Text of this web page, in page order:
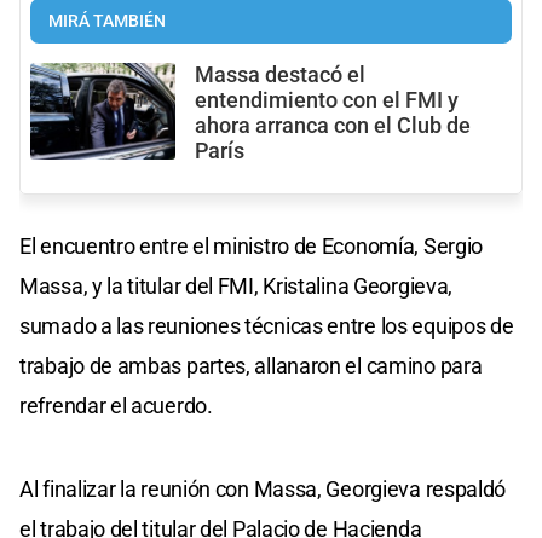
MIRÁ TAMBIÉN
Massa destacó el
entendimiento con el FMI y
ahora arranca con el Club de
París
El encuentro entre el ministro de Economía, Sergio
Massa, y la titular del FMI, Kristalina Georgieva,
sumado a las reuniones técnicas entre los equipos de
trabajo de ambas partes, allanaron el camino para
refrendar el acuerdo.
Al finalizar la reunión con Massa, Georgieva respaldó
el trabajo del titular del Palacio de Hacienda